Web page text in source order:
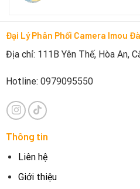
Đại Lý Phân Phối Camera Imou
Địa chỉ: 111B Yên Thế, Hòa An,
Hotline: 0979095550
Thông tin
Liên hệ
Giới thiệu